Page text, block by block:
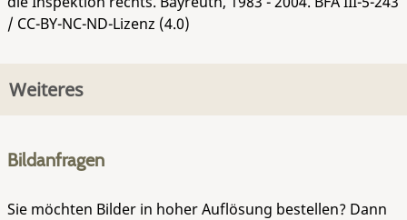
/ CC-BY-NC-ND-Lizenz (4.0)
Weiteres
Bildanfragen
Sie möchten Bilder in hoher Auflösung bestellen? Dann